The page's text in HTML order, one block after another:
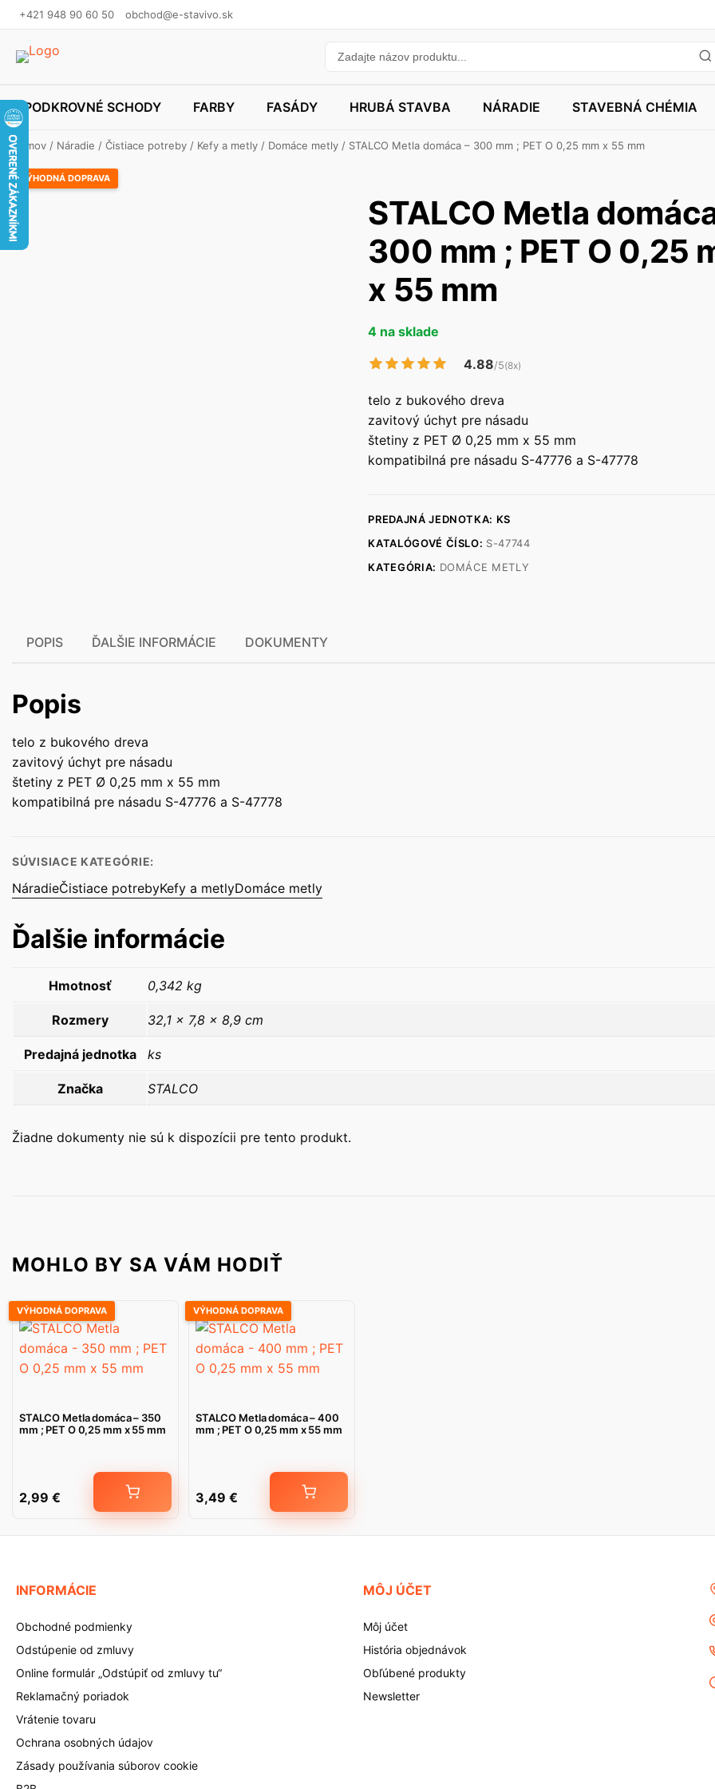
+421 948 90 60 50 obchod@e-stavivo.sk
PODKROVNÉ SCHODY FARBY FASÁDY HRUBÁ STAVBA NÁRADIE STAVEBNÁ CHÉMIA
Domov / Náradie / Čistiace potreby / Kefy a metly / Domáce metly / STALCO Metla domáca – 300 mm ; PET O 0,25 mm x 55 mm
VÝHODNÁ DOPRAVA
STALCO Metla
300 mm ; PET O 0,25
x 55 mm
4 na sklade
4.88/5(8x)
telo z bukového dreva
zavitový úchyt pre násadu
štetiny z PET Ø 0,25 mm x 55 mm
kompatibilná pre násadu S-47776 a S-47778
PREDAJNÁ JEDNOTKA: KS
KATALÓGOVÉ ČÍSLO: S-47744
KATEGÓRIA: DOMÁCE METLY
POPIS ĎALŠIE INFORMÁCIE DOKUMENTY
Popis
telo z bukového dreva
zavitový úchyt pre násadu
štetiny z PET Ø 0,25 mm x 55 mm
kompatibilná pre násadu S-47776 a S-47778
SÚVISIACE KATEGÓRIE:
NáradieČistiace potrebyKefy a metlyDomáce metly
Ďalšie informácie
Hmotnosť 0,342 kg
Rozmery 32,1 × 7,8 × 8,9 cm
Predajná jednotka ks
Značka STALCO
Žiadne dokumenty nie sú k dispozícii pre tento produkt.
MOHLO BY SA VÁM HODIŤ
VÝHODNÁ DOPRAVA
STALCO Metla domáca – 350
mm ; PET O 0,25 mm x 55 mm
2,99 €
VÝHODNÁ DOPRAVA
STALCO Metla domáca – 400
mm ; PET O 0,25 mm x 55 mm
3,49 €
INFORMÁCIE
Obchodné podmienky
Odstúpenie od zmluvy
Online formulár „Odstúpiť od zmluvy tu“
Reklamačný poriadok
Vrátenie tovaru
Ochrana osobných údajov
Zásady používania súborov cookie
MÔJ ÚČET
Môj účet
História objednávok
Obľúbené produkty
Newsletter